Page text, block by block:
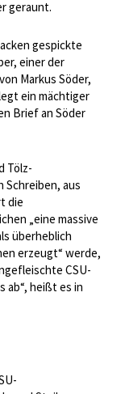
geraunt.
gespickte
einer der
Markus Söder,
ein mächtiger
Brief an Söder
Tölz-
aus
die
„eine massive
überheblich
erzeugt“ werde,
CSU-
ab“, heißt es in